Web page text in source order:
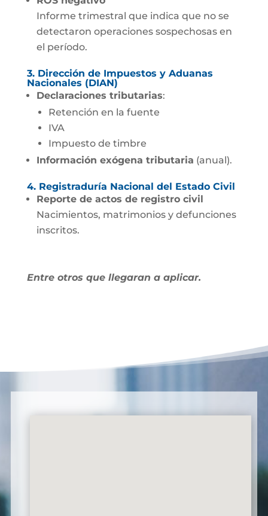
Informe trimestral que indica que no se
detectaron operaciones sospechosas en
el período.
3. Dirección de Impuestos y Aduanas
Nacionales (DIAN)
Declaraciones tributarias:
Retención en la fuente
IVA
Impuesto de timbre
Información exógena tributaria (anual).
4. Registraduría Nacional del Estado Civil
Reporte de actos de registro civil
Nacimientos, matrimonios y defunciones
inscritos.
Entre otros que llegaran a aplicar.